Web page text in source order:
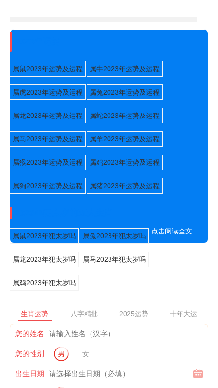
属鼠2023年运势及运程 属牛2023年运势及运程
属虎2023年运势及运程 属兔2023年运势及运程
属龙2023年运势及运程 属蛇2023年运势及运程
属马2023年运势及运程 属羊2023年运势及运程
属猴2023年运势及运程 属鸡2023年运势及运程
属狗2023年运势及运程 属猪2023年运势及运程
属鼠2023年犯太岁吗 属兔2023年犯太岁吗
属龙2023年犯太岁吗 属马2023年犯太岁吗
属鸡2023年犯太岁吗
点击阅读全文
生肖运势 八字精批 2025运势 十年大运
您的姓名
您的性别 男 女
出生日期